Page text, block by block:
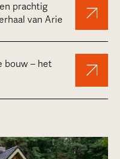
prachtig
van Arie
bouw – het